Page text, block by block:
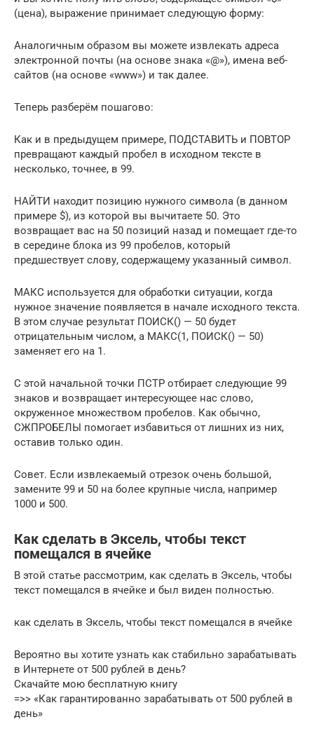
(цена), выражение принимает следующую форму:
Аналогичным образом вы можете извлекать адреса
электронной почты (на основе знака «@»), имена веб-
сайтов (на основе «www») и так далее.
Теперь разберём пошагово:
Как и в предыдущем примере, ПОДСТАВИТЬ и ПОВТОР
превращают каждый пробел в исходном тексте в
несколько, точнее, в 99.
НАЙТИ находит позицию нужного символа (в данном
примере $), из которой вы вычитаете 50. Это
возвращает вас на 50 позиций назад и помещает где-то
в середине блока из 99 пробелов, который
предшествует слову, содержащему указанный символ.
МАКС используется для обработки ситуации, когда
нужное значение появляется в начале исходного текста.
В этом случае результат ПОИСК() — 50 будет
отрицательным числом, а МАКС(1, ПОИСК() — 50)
заменяет его на 1.
С этой начальной точки ПСТР отбирает следующие 99
знаков и возвращает интересующее нас слово,
окруженное множеством пробелов. Как обычно,
СЖПРОБЕЛЫ помогает избавиться от лишних из них,
оставив только один.
Совет. Если извлекаемый отрезок очень большой,
замените 99 и 50 на более крупные числа, например
1000 и 500.
Как сделать в Эксель, чтобы текст
помещался в ячейке
В этой статье рассмотрим, как сделать в Эксель, чтобы
текст помещался в ячейке и был виден полностью.
как сделать в Эксель, чтобы текст помещался в ячейке
Вероятно вы хотите узнать как стабильно зарабатывать
в Интернете от 500 рублей в день?
Скачайте мою бесплатную книгу
=>> «Как гарантированно зарабатывать от 500 рублей в
день»